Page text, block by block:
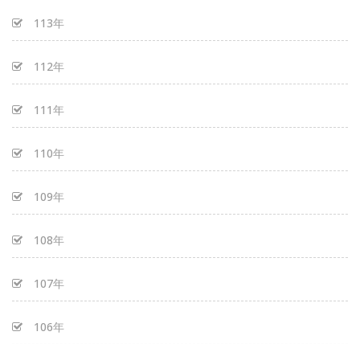
113年
112年
111年
110年
109年
108年
107年
106年